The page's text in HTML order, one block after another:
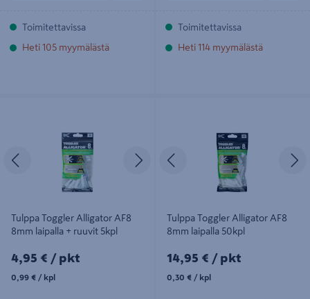
Toimitettavissa
Heti 105 myymälästä
Toimitettavissa
Heti 114 myymälästä
Edellinen Seuraava
Tulppa Toggler Alligator AF8
8mm laipalla + ruuvit 5kpl
4,95€/pkt
4,95 € / pkt
0,99€/kpl
0,99 € / kpl
Edellinen
Tulppa Toggler Alligator AF8
8mm laipalla 50kpl
14,95€/pkt
14,95 € / pkt
0,30€/kpl
0,30 € / kpl